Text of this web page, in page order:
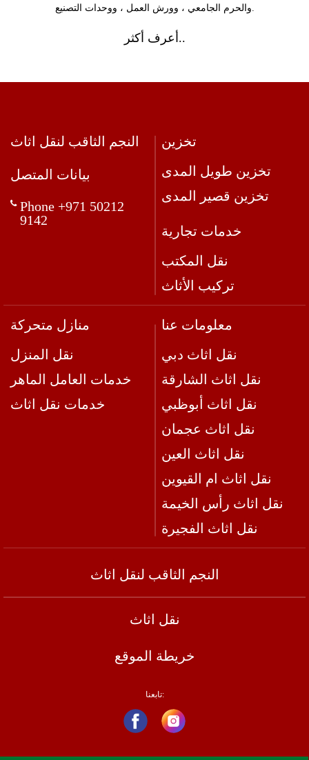
والحرم الجامعي ، وورش العمل ، ووحدات التصنيع.
أعرف أكثر..
النجم الثاقب لنقل اثاث
بيانات المتصل
Phone +971 50212
9142
تخزين
تخزين طويل المدى
تخزين قصير المدى
خدمات تجارية
نقل المكتب
تركيب الأثاث
منازل متحركة
نقل المنزل
خدمات العامل الماهر
خدمات نقل اثاث
معلومات عنا
نقل اثاث دبي
نقل اثاث الشارقة
نقل اثاث أبوظبي
نقل اثاث عجمان
نقل اثاث العين
نقل اثاث ام القيوين
نقل اثاث رأس الخيمة
نقل اثاث الفجيرة
النجم الثاقب لنقل اثاث
نقل اثاث
خريطة الموقع
تابعنا: